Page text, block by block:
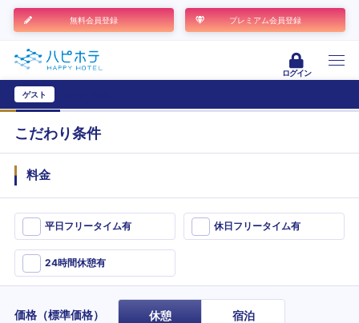
無料会員登録 プレミアム会員登録
ログイン
ゲスト
こだわり条件
料金
平日フリータイム有 休日フリータイム有
24時間休憩有
価格（標準価格） 休憩 宿泊